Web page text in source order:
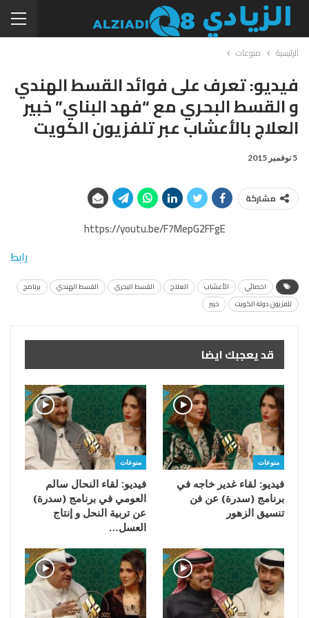
الرئيسية منوعات
فيديو: تعرف على فوائد القسط الهندي
و القسط البحري مع “فهد البناي” خبير
العلاج بالأعشاب عبر تلفزيون الكويت
5 نوفمبر 2015
مشاركة
https://youtu.be/F7MepG2FFgE
رابط
اخصائي الأعشاب العلاج القسط البحري القسط الهندي
برنامج
تلفزيون دولة الكويت
خبير
قد يعجبك ايضا
منوعات
فيديو: لقاء غدير خاجه في
برنامج (سدرة) عن فن
تنسيق الزهور
منوعات
فيديو: لقاء النحال سالم
العومي في برنامج (سدرة)
عن تربية النحل و إنتاج
العسل…